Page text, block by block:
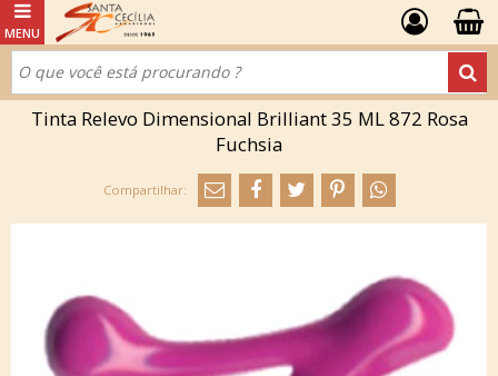
Tinta Relevo Dimensional Brilliant 35 ML 872 Rosa
Fuchsia